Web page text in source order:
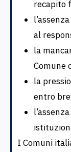
recapito
al
la
Comune
la
entro
I Comuni